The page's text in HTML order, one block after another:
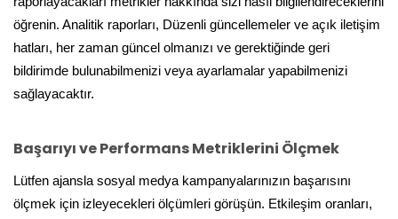
öğrenin. Analitik raporları, Düzenli güncellemeler ve açık iletişim
hatları, her zaman güncel olmanızı ve gerektiğinde geri
bildirimde bulunabilmenizi veya ayarlamalar yapabilmenizi
sağlayacaktır.
Başarıyı ve Performans Metriklerini Ölçmek
Lütfen ajansla sosyal medya kampanyalarınızın başarısını
ölçmek için izleyecekleri ölçümleri görüşün. Etkileşim oranları,